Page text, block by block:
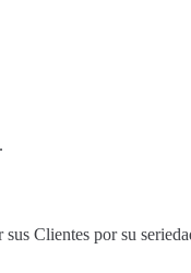
Clientes por su